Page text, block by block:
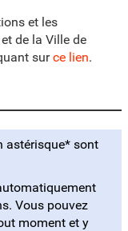
et les
de la Ville de
surce lien.
astérisque* sont
Vous pouvez
moment et y